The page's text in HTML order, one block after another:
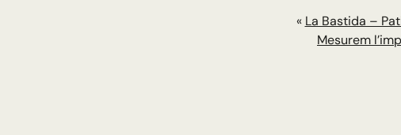
« La Bastida –
Mesurem